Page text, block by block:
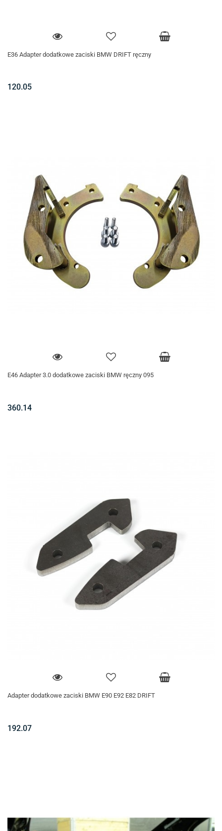
E36 Adapter dodatkowe zaciski BMW DRIFT ręczny
120.05
E46 Adapter 3.0 dodatkowe zaciski BMW ręczny 095
360.14
Adapter dodatkowe zaciski BMW E90 E92 E82 DRIFT
192.07